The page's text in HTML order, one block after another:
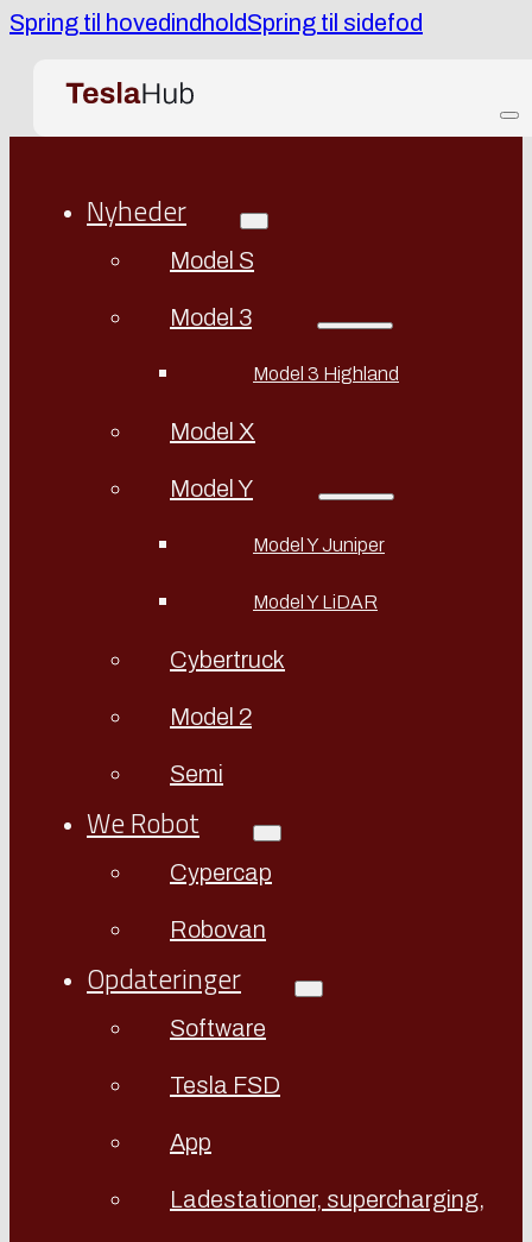
Spring til hovedindholdSpring til sidefod
Nyheder
Model S
Model 3
Model 3 Highland
Model X
Model Y
Model Y Juniper
Model Y LiDAR
Cybertruck
Model 2
Semi
We Robot
Cypercap
Robovan
Opdateringer
Software
Tesla FSD
App
Ladestationer, supercharging,